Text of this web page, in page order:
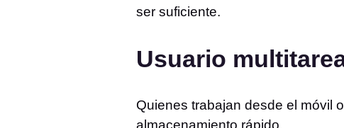
ser suficiente.
Usuario
Quienes trabajan desde el móvil
almacenamiento rápido.